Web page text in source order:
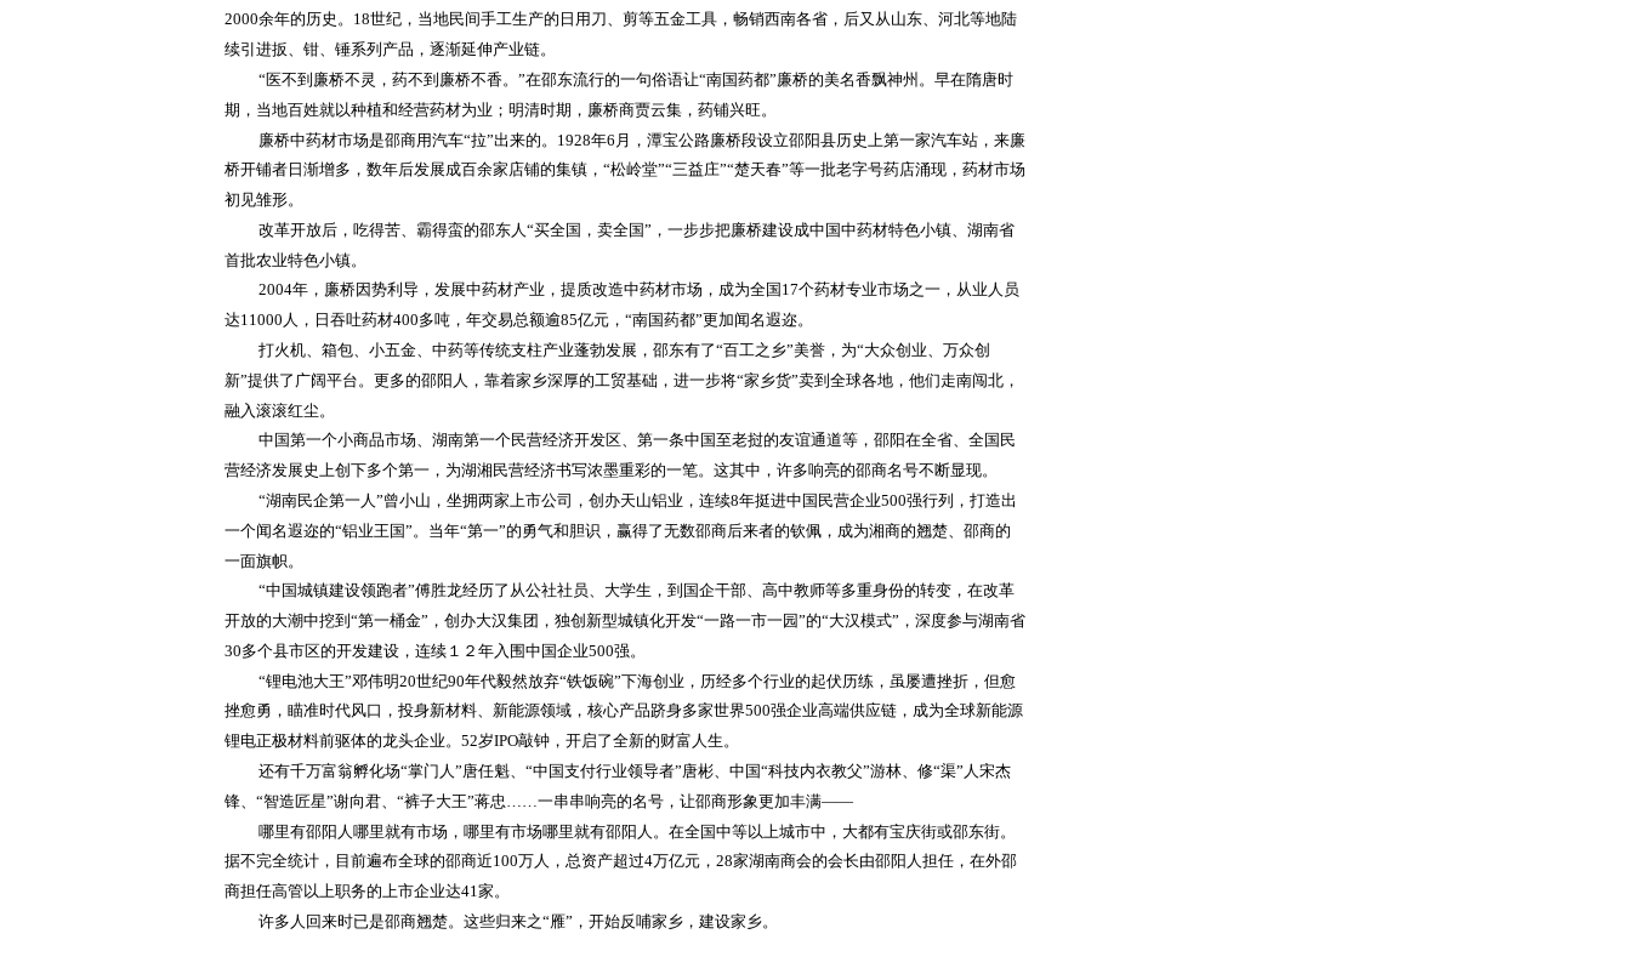
2000余年的历史。18世纪，当地民间手工生产的日用刀、剪等五金工具，畅销西南各省，后又从山东、河北等地陆
续引进扳、钳、锤系列产品，逐渐延伸产业链。
“医不到廉桥不灵，药不到廉桥不香。”在邵东流行的一句俗语让“南国药都”廉桥的美名香飘神州。早在隋唐时
期，当地百姓就以种植和经营药材为业；明清时期，廉桥商贾云集，药铺兴旺。
廉桥中药材市场是邵商用汽车“拉”出来的。1928年6月，潭宝公路廉桥段设立邵阳县历史上第一家汽车站，来廉
桥开铺者日渐增多，数年后发展成百余家店铺的集镇，“松岭堂”“三益庄”“楚天春”等一批老字号药店涌现，药材市场
初见雏形。
改革开放后，吃得苦、霸得蛮的邵东人 “买全国，卖全国”，一步步把廉桥建设成中国中药材特色小镇、湖南省
首批农业特色小镇。
2004年，廉桥因势利导，发展中药材产业，提质改造中药材市场，成为全国17个药材专业市场之一，从业人员
达11000人，日吞吐药材400多吨，年交易总额逾85亿元，“南国药都”更加闻名遐迩。
打火机、箱包、小五金、中药等传统支柱产业蓬勃发展，邵东有了“百工之乡”美誉，为“大众创业、万众创
新”提供了广阔平台。更多的邵阳人，靠着家乡深厚的工贸基础，进一步将“家乡货”卖到全球各地，他们走南闯北，
融入滚滚红尘。
中国第一个小商品市场、湖南第一个民营经济开发区、第一条中国至老挝的友谊通道等，邵阳在全省、全国民
营经济发展史上创下多个第一，为湖湘民营经济书写浓墨重彩的一笔。这其中，许多响亮的邵商名号不断显现。
“湖南民企第一人”曾小山，坐拥两家上市公司，创办天山铝业，连续8年挺进中国民营企业500强行列，打造出
一个闻名遐迩的“铝业王国”。当年“第一”的勇气和胆识，赢得了无数邵商后来者的钦佩，成为湘商的翘楚、邵商的
一面旗帜。
“中国城镇建设领跑者”傅胜龙经历了从公社社员、大学生，到国企干部、高中教师等多重身份的转变，在改革
开放的大潮中挖到“第一桶金”，创办大汉集团，独创新型城镇化开发“一路一市一园”的“大汉模式”，深度参与湖南省
30多个县市区的开发建设，连续１２年入围中国企业500强。
“锂电池大王”邓伟明20世纪90年代毅然放弃“铁饭碗”下海创业，历经多个行业的起伏历练，虽屡遭挫折，但愈
挫愈勇，瞄准时代风口，投身新材料、新能源领域，核心产品跻身多家世界500强企业高端供应链，成为全球新能源
锂电正极材料前驱体的龙头企业。52岁IPO敲钟，开启了全新的财富人生。
还有千万富翁孵化场“掌门人”唐任魁、“中国支付行业领导者”唐彬、中国“科技内衣教父”游林、修“渠”人宋杰
锋、“智造匠星”谢向君、“裤子大王”蒋忠……一串串响亮的名号，让邵商形象更加丰满——
哪里有邵阳人哪里就有市场，哪里有市场哪里就有邵阳人。在全国中等以上城市中，大都有宝庆街或邵东街。
据不完全统计，目前遍布全球的邵商近100万人，总资产超过4万亿元，28家湖南商会的会长由邵阳人担任，在外邵
商担任高管以上职务的上市企业达41家。
许多人回来时已是邵商翘楚。这些归来之“雁”，开始反哺家乡，建设家乡。